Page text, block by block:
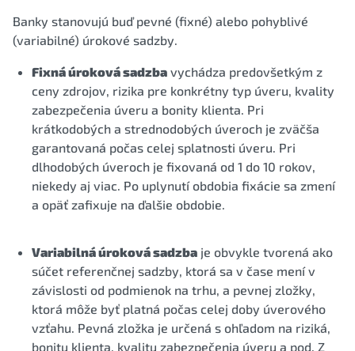
Banky stanovujú buď pevné (fixné) alebo pohyblivé
(variabilné) úrokové sadzby.
Fixná úroková sadzba vychádza predovšetkým z
ceny zdrojov, rizika pre konkrétny typ úveru, kvality
zabezpečenia úveru a bonity klienta. Pri
krátkodobých a strednodobých úveroch je zväčša
garantovaná počas celej splatnosti úveru. Pri
dlhodobých úveroch je fixovaná od 1 do 10 rokov,
niekedy aj viac. Po uplynutí obdobia fixácie sa zmení
a opäť zafixuje na ďalšie obdobie.
Variabilná úroková sadzba je obvykle tvorená ako
súčet referenčnej sadzby, ktorá sa v čase mení v
závislosti od podmienok na trhu, a pevnej zložky,
ktorá môže byť platná počas celej doby úverového
vzťahu. Pevná zložka je určená s ohľadom na riziká,
bonitu klienta, kvalitu zabezpečenia úveru a pod. Z